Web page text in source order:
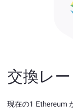
交換レー
現在の1 Ethereum